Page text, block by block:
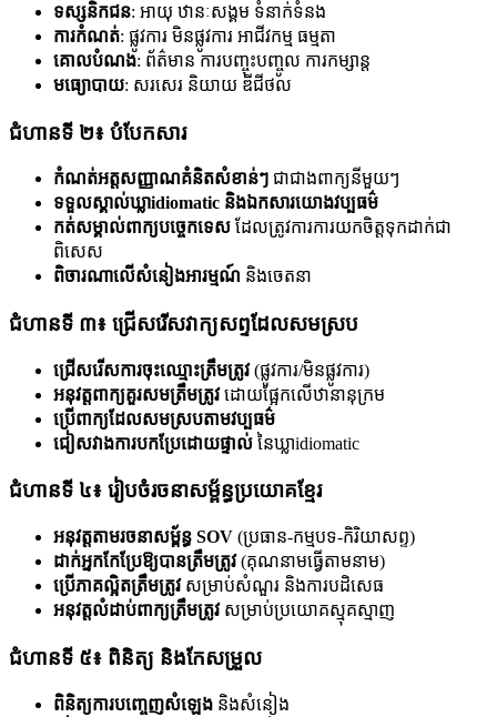
ទស្សនិកជន: អាយុ ឋានៈសង្គម ទំនាក់ទំនង
ការកំណត់: ផ្លូវការ មិនផ្លូវការ អាជីវកម្ម ធម្មតា
គោលបំណង: ព័ត៌មាន ការបញ្ចុះបញ្ចូល ការកម្សាន្ត
មធ្យោបាយ: សរសេរ និយាយ ឌីជីថល
ជំហានទី ២៖ បំបែកសារ
កំណត់អត្តសញ្ញាណគំនិតសំខាន់ៗ ជាជាងពាក្យនីមួយៗ
ទទួលស្គាល់ឃ្លាidiomatic និងឯកសារយោងវប្បធម៌
កត់សម្គាល់ពាក្យបច្ចេកទេស ដែលត្រូវការការយកចិត្តទុកដាក់ជា
ពិសេស
ពិចារណាលើសំនៀងអារម្មណ៍ និងចេតនា
ជំហានទី ៣៖ ជ្រើសរើសវាក្យសព្ទដែលសមស្រប
ជ្រើសរើសការចុះឈ្មោះត្រឹមត្រូវ(ផ្លូវការ/មិនផ្លូវការ)
អនុវត្តពាក្យគួរសមត្រឹមត្រូវដោយផ្អែកលើឋានានុក្រម
ប្រើពាក្យដែលសមស្របតាមវប្បធម៌
ជៀសវាងការបកប្រែដោយផ្ទាល់ នៃឃ្លាidiomatic
ជំហានទី ៤៖ រៀបចំរចនាសម្ព័ន្ធប្រយោគខ្មែរ
អនុវត្តតាមរចនាសម្ព័ន្ធ SOV (ប្រធាន-កម្មបទ-កិរិយាសព្ទ)
ដាក់អ្នកកែប្រែឱ្យបានត្រឹមត្រូវ(គុណនាមធ្វើតាមនាម)
ប្រើភាគល្អិតត្រឹមត្រូវសម្រាប់សំណួរ និងការបដិសេធ
អនុវត្តលំដាប់ពាក្យត្រឹមត្រូវសម្រាប់ប្រយោគស្មុគស្មាញ
ជំហានទី ៥៖ ពិនិត្យ និងកែសម្រួល
ពិនិត្យការបញ្ចេញសំឡេង និងសំនៀង